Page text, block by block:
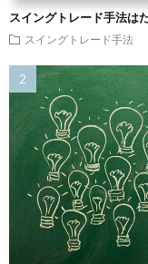
スイングトレード手法は
スイングトレード手法